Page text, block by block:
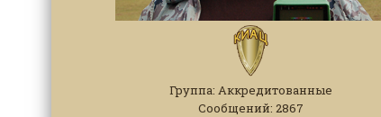
Группа: Аккредитованные
Сообщений: 2867